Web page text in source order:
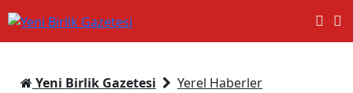
Yeni Birlik Gazetesi Yerel Haberler